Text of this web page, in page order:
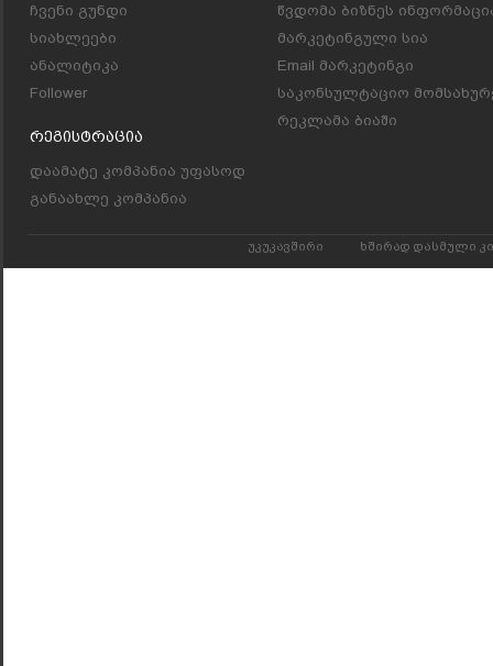
ჩვენი გუნდი
სიახლეები
ანალიტიკა
Follower
Რეგისტრაცია
დაამატე კომპანია უფასოდ
განაახლე კომპანია
წვდომა ბიზნეს
მარკეტინგული სია
Email მარკეტინგი
საკონსულტაციო
რეკლამა ბიაში
უკუკავშირი ხშირად დასმული